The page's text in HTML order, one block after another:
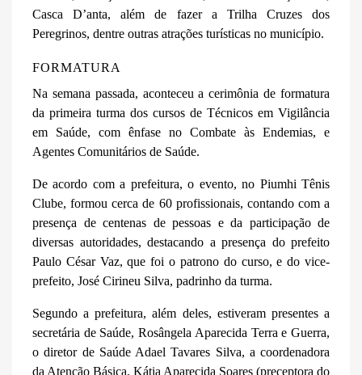
Casca D’anta, além de fazer a Trilha Cruzes dos
Peregrinos, dentre outras atrações turísticas no município.
FORMATURA
Na semana passada, aconteceu a cerimônia de formatura
da primeira turma dos cursos de Técnicos em Vigilância
em Saúde, com ênfase no Combate às Endemias, e
Agentes Comunitários de Saúde.
De acordo com a prefeitura, o evento, no Piumhi Tênis
Clube, formou cerca de 60 profissionais, contando com a
presença de centenas de pessoas e da participação de
diversas autoridades, destacando a presença do prefeito
Paulo César Vaz, que foi o patrono do curso, e do vice-
prefeito, José Cirineu Silva, padrinho da turma.
Segundo a prefeitura, além deles, estiveram presentes a
secretária de Saúde, Rosângela Aparecida Terra e Guerra,
o diretor de Saúde Adael Tavares Silva, a coordenadora
da Atenção Básica, Kátia Aparecida Soares (preceptora do